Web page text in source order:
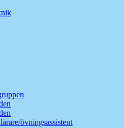
övningsassistent